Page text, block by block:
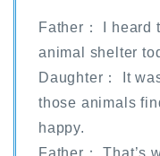
Father： I heard
animal shelter
Daughter： It
those animals
happy.